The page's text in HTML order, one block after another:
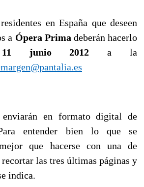
en España que deseen
a Ópera Prima deberán hacerlo
junio 2012 a la
en formato digital de
entender bien lo que se
que hacerse con una de
las tres últimas páginas y
indica.